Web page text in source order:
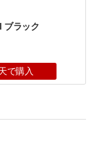
ブラック
で購入